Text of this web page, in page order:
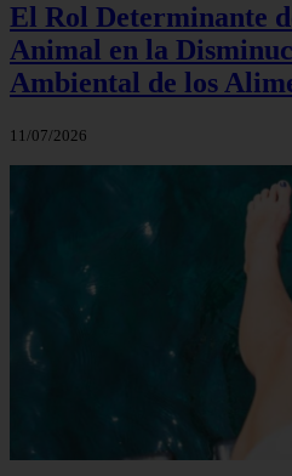
El Rol Determinante
Animal en la
Ambiental de los
11/07/2026